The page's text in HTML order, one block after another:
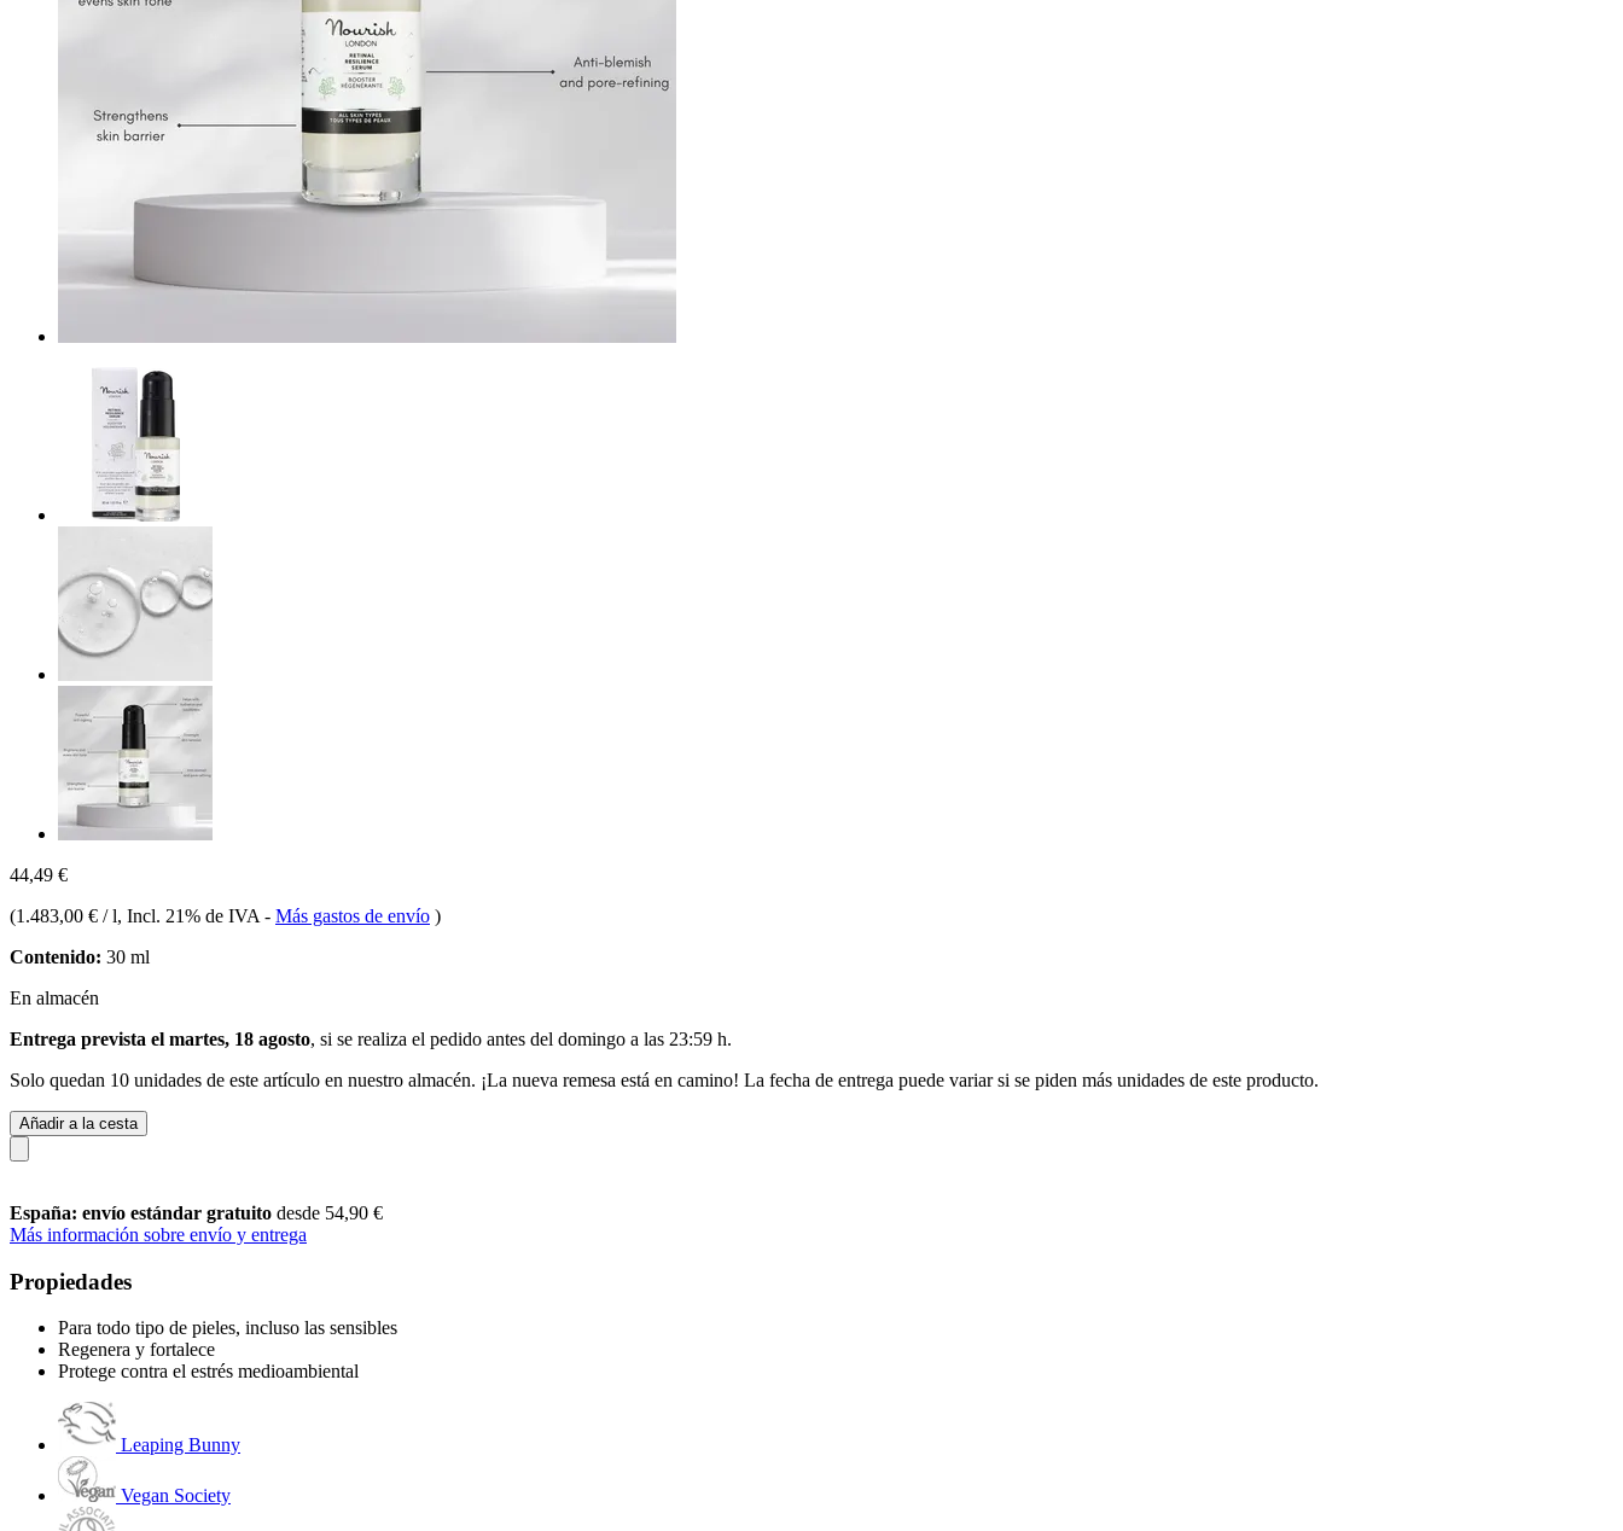
44,49 €
(1.483,00 € / l, Incl. 21% de IVA - Más gastos de envío )
Contenido: 30 ml
En almacén
Entrega prevista el martes, 18 agosto, si se realiza el pedido antes del domingo a las 23:59 h.
Solo quedan 10 unidades de este artículo en nuestro almacén. ¡La nueva remesa está en camino! La fecha de entrega puede variar si se piden más unidades de este producto.
Añadir a la cesta
España: envío estándar gratuito desde 54,90 €
Más información sobre envío y entrega
Propiedades
Para todo tipo de pieles, incluso las sensibles
Regenera y fortalece
Protege contra el estrés medioambiental
Leaping Bunny
Vegan Society